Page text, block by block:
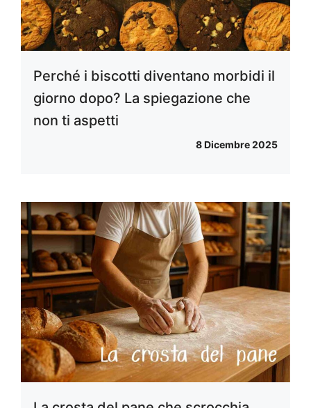
Perché i biscotti diventano morbidi il
giorno dopo? La spiegazione che
non ti aspetti
8 Dicembre 2025